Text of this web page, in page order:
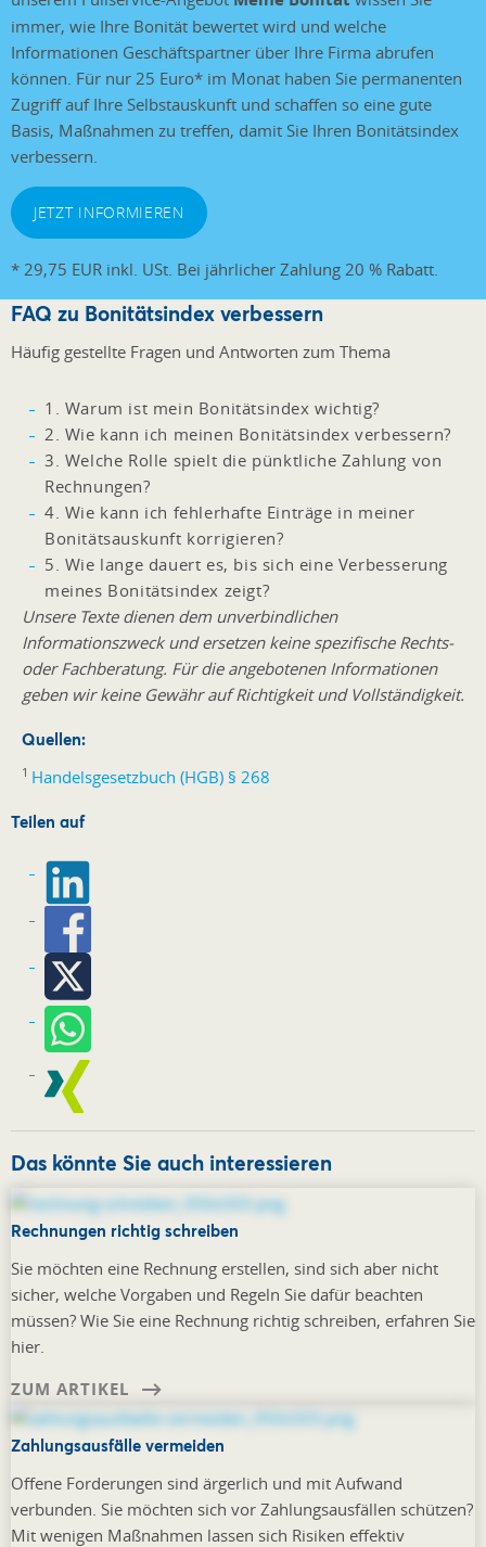
immer, wie Ihre Bonität bewertet wird und welche
Informationen Geschäftspartner über Ihre Firma abrufen
können. Für nur 25 Euro* im Monat haben Sie permanenten
Zugriff auf Ihre Selbstauskunft und schaffen so eine gute
Basis, Maßnahmen zu treffen, damit Sie Ihren Bonitätsindex
verbessern.
JETZT INFORMIEREN
* 29,75 EUR inkl. USt. Bei jährlicher Zahlung 20 % Rabatt.
FAQ zu Bonitätsindex verbessern
Häufig gestellte Fragen und Antworten zum Thema
1. Warum ist mein Bonitätsindex wichtig?
2. Wie kann ich meinen Bonitätsindex verbessern?
3. Welche Rolle spielt die pünktliche Zahlung von
Rechnungen?
4. Wie kann ich fehlerhafte Einträge in meiner
Bonitätsauskunft korrigieren?
5. Wie lange dauert es, bis sich eine Verbesserung
meines Bonitätsindex zeigt?
Unsere Texte dienen dem unverbindlichen
Informationszweck und ersetzen keine spezifische Rechts-
oder Fachberatung. Für die angebotenen Informationen
geben wir keine Gewähr auf Richtigkeit und Vollständigkeit.
Quellen:
1 Handelsgesetzbuch (HGB) § 268
Teilen auf
Das könnte Sie auch interessieren
Rechnungen richtig schreiben
Sie möchten eine Rechnung erstellen, sind sich aber nicht
sicher, welche Vorgaben und Regeln Sie dafür beachten
müssen? Wie Sie eine Rechnung richtig schreiben, erfahren Sie
hier.
ZUM ARTIKEL
Zahlungsausfälle vermeiden
Offene Forderungen sind ärgerlich und mit Aufwand
verbunden. Sie möchten sich vor Zahlungsausfällen schützen?
Mit wenigen Maßnahmen lassen sich Risiken effektiv